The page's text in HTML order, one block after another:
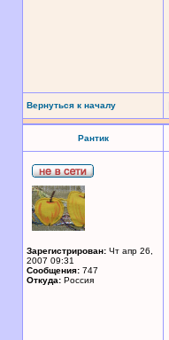
Вернуться к началу
Рантик
Зарегистрирован: Чт апр 26,
2007 09:31
Сообщения: 747
Откуда: Россия